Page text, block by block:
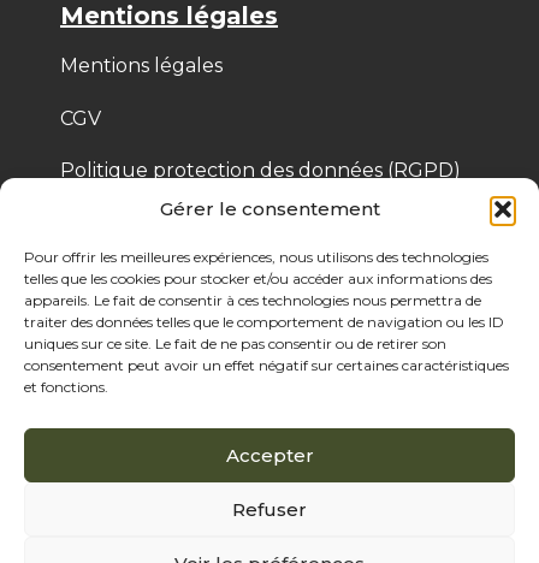
Gérer le consentement
Pour offrir les meilleures expériences, nous utilisons des technologies
telles que les cookies pour stocker et/ou accéder aux informations des
appareils. Le fait de consentir à ces technologies nous permettra de
traiter des données telles que le comportement de navigation ou les ID
uniques sur ce site. Le fait de ne pas consentir ou de retirer son
consentement peut avoir un effet négatif sur certaines caractéristiques
et fonctions.
Accepter
Refuser
Mentions légales
Mentions légales
CGV
Politique protection des données (RGPD)
Politique de cookies
© 2025 Bois de Pologne – Créé par Cassandre
Thibaut